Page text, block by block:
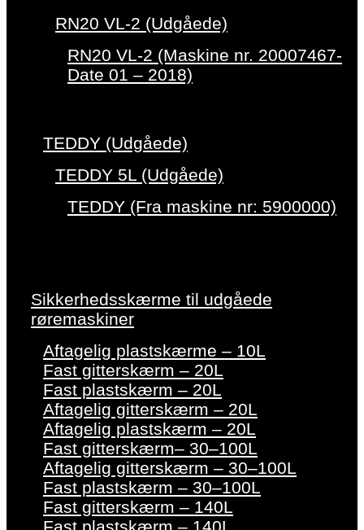
RN20 VL-2 (Udgåede)
RN20 VL-2 (Maskine nr. 20007467-
Date 01 – 2018)
TEDDY (Udgåede)
TEDDY 5L (Udgåede)
TEDDY (Fra maskine nr: 5900000)
Sikkerhedsskærme til udgåede
røremaskiner
Aftagelig plastskærme – 10L
Fast gitterskærm – 20L
Fast plastskærm – 20L
Aftagelig gitterskærm – 20L
Aftagelig plastskærm – 20L
Fast gitterskærm– 30–100L
Aftagelig gitterskærm – 30–100L
Fast plastskærm – 30–100L
Fast gitterskærm – 140L